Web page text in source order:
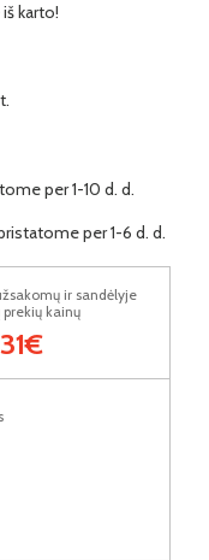
karto!
per 1-10 d. d.
per 1-6 d. d.
ir sandėlyje
prekių kainų